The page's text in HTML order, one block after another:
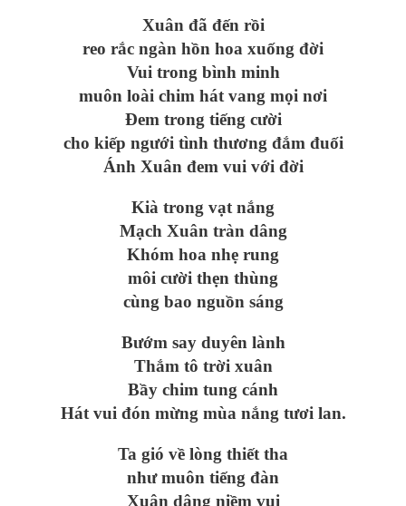
Xuân đã đến rồi
reo rắc ngàn hồn hoa xuống đời
Vui trong bình minh
muôn loài chim hát vang mọi nơi
Đem trong tiếng cười
cho kiếp ngưới tình thương đắm đuối
Ánh Xuân đem vui với đời
Kià trong vạt nắng
Mạch Xuân tràn dâng
Khóm hoa nhẹ rung
môi cười thẹn thùng
cùng bao nguồn sáng
Bướm say duyên lành
Thắm tô trời xuân
Bầy chim tung cánh
Hát vui đón mừng mùa nắng tươi lan.
Ta gió về lòng thiết tha
như muôn tiếng đàn
Xuân dâng niềm vui